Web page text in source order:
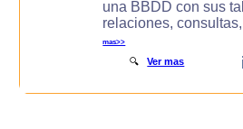
una BBDD con sus
relaciones,
mas>>
🔍Ver mas